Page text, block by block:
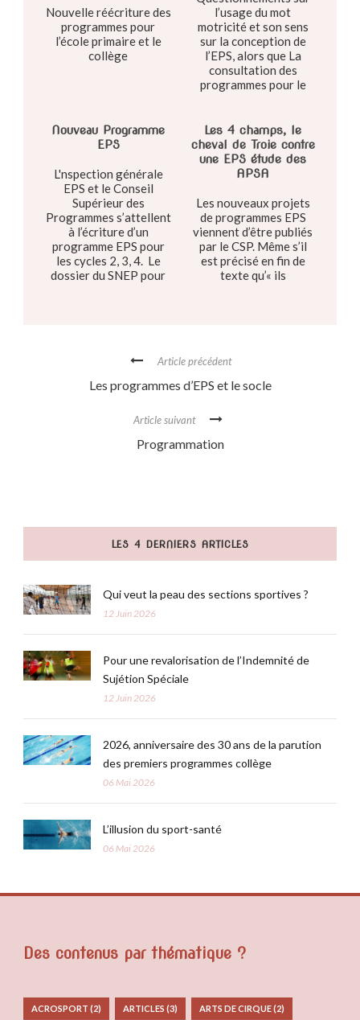
Nouvelle réécriture des
programmes pour
l’école primaire et le
collège
l’usage du mot
motricité et son sens
sur la conception de
l’EPS, alors que La
consultation des
programmes pour le
Nouveau Programme
EPS
L'nspection générale
EPS et le Conseil
Supérieur des
Programmes s’attellent
à l’écriture d’un
programme EPS pour
les cycles 2, 3, 4. Le
dossier du SNEP pour
Les 4 champs, le
cheval de Troie contre
une EPS étude des
APSA
Les nouveaux projets
de programmes EPS
viennent d’être publiés
par le CSP. Même s’il
est précisé en fin de
texte qu’« ils
Article précédent
Les programmes d’EPS et le socle
Article suivant
Programmation
LES 4 DERNIERS ARTICLES
Qui veut la peau des sections sportives ?
12 Juin 2026
Pour une revalorisation de l’Indemnité de
Sujétion Spéciale
12 Juin 2026
2026, anniversaire des 30 ans de la parution
des premiers programmes collège
06 Mai 2026
L’illusion du sport-santé
06 Mai 2026
Des contenus par thématique ?
ACROSPORT (2) ARTICLES (3) ARTS DE CIRQUE(2)